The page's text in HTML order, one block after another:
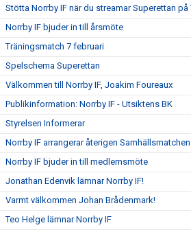
Stötta Norrby IF när du streamar Superettan på
Norrby IF bjuder in till årsmöte
Träningsmatch 7 februari
Spelschema Superettan
Välkommen till Norrby IF, Joakim Foureaux
Publikinformation: Norrby IF - Utsiktens BK
Styrelsen Informerar
Norrby IF arrangerar återigen Samhällsmatchen
Norrby IF bjuder in till medlemsmöte
Jonathan Edenvik lämnar Norrby IF!
Varmt välkommen Johan Brådenmark!
Teo Helge lämnar Norrby IF